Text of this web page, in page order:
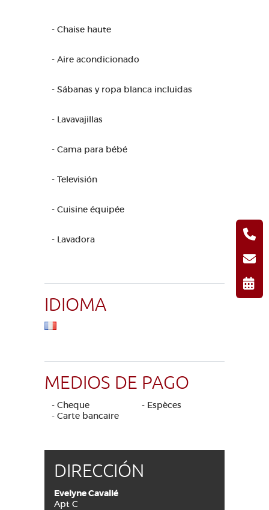
- Chaise haute
- Aire acondicionado
- Sábanas y ropa blanca incluidas
- Lavavajillas
- Cama para bébé
- Televisión
- Cuisine équipée
- Lavadora
IDIOMA
MEDIOS DE PAGO
- Cheque
- Espèces
- Carte bancaire
DIRECCIÓN
Evelyne Cavalié
Apt C